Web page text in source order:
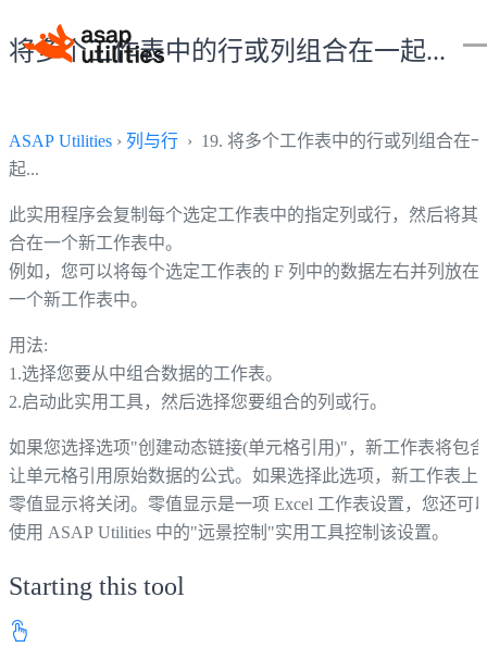
将多个工作表中的行或列组合在一起...
ASAP Utilities › 列与行 › 19. 将多个工作表中的行或列组合在一
起...
此实用程序会复制每个选定工作表中的指定列或行，然后将其
合在一个新工作表中。
例如，您可以将每个选定工作表的 F 列中的数据左右并列放在
一个新工作表中。
用法:
1.选择您要从中组合数据的工作表。
2.启动此实用工具，然后选择您要组合的列或行。
如果您选择选项"创建动态链接(单元格引用)"，新工作表将包含
让单元格引用原始数据的公式。如果选择此选项，新工作表上
零值显示将关闭。零值显示是一项 Excel 工作表设置，您还可
使用 ASAP Utilities 中的"远景控制"实用工具控制该设置。
Starting this tool